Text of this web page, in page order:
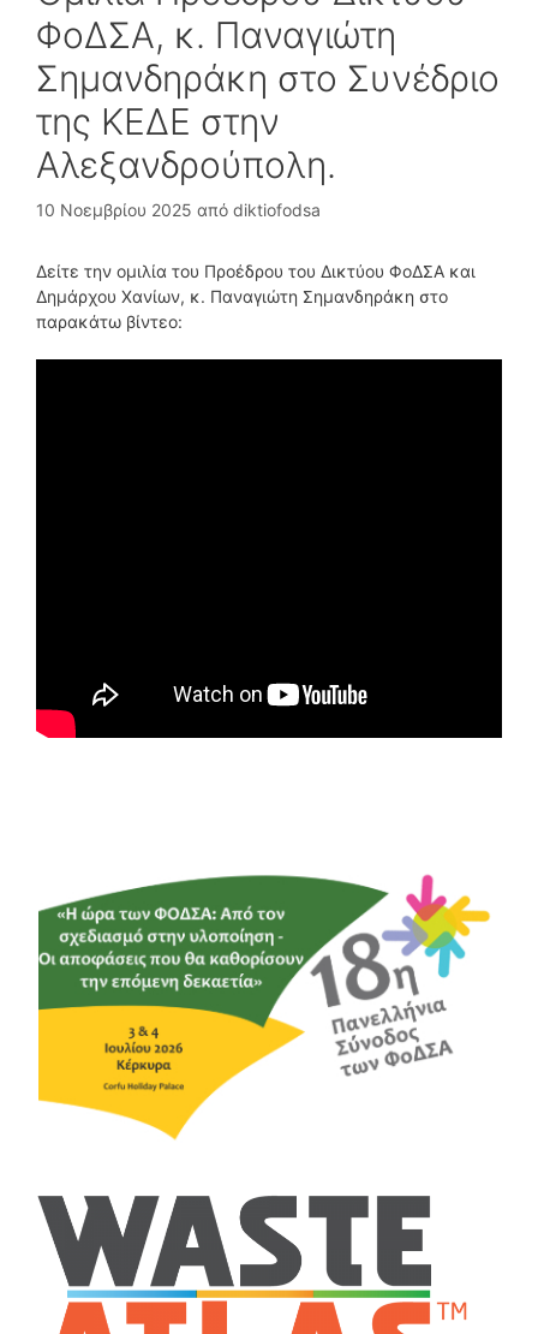
ΦοΔΣΑ, κ. Παναγιώτη
Σημανδηράκη στο Συνέδριο
της ΚΕΔΕ στην
Αλεξανδρούπολη.
10 Νοεμβρίου 2025 από diktiofodsa
Δείτε την ομιλία του Προέδρου του Δικτύου ΦοΔΣΑ και
Δημάρχου Χανίων, κ. Παναγιώτη Σημανδηράκη στο
παρακάτω βίντεο: